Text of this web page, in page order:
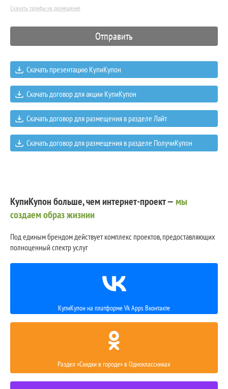
Скачать тарифы на размещение
Скачать презентацию КупиКупон
Скачать договор для акции КупиКупон
Скачать договор для размещения в разделе Лайт
Скачать договор для размещения в разделе ПолучиКупон
КупиКупон больше, чем интернет-проект —мы
создаем образ жизнии
Под единым брендом действует комплекс проектов, предоставляющих
полноценный спектр услуг
КупиКупон на платформе Vk Apps Вконтакте
Раздел «Скидки в городе» в Одноклассниках